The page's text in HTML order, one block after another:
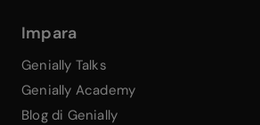
Impara
Genially Talks
Genially Academy
Blog di Genially